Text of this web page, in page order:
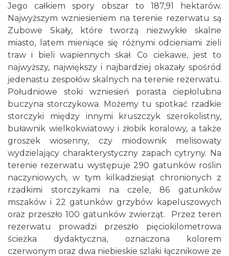
Jego całkiem spory obszar to 187,91 hektarów.
Najwyższym wzniesieniem na terenie rezerwatu są
Zubowe Skały, które tworzą niezwykłe skalne
miasto, latem mieniące się różnymi odcieniami zieli
traw i bieli wapiennych skał. Co ciekawe, jest to
najwyższy, największy i najbardziej okazały spośród
jedenastu zespołów skalnych na terenie rezerwatu.
Południowe stoki wzniesień porasta ciepłolubna
buczyna storczykowa. Możemy tu spotkać rzadkie
storczyki między innymi kruszczyk szerokolistny,
buławnik wielkokwiatowy i żłobik koralowy, a także
groszek wiosenny, czy miodownik melisowaty
wydzielający charakterystyczny zapach cytryny. Na
terenie rezerwatu występuje 290 gatunków roślin
naczyniowych, w tym kilkadziesiąt chronionych z
rzadkimi storczykami na czele, 86 gatunków
mszaków i 22 gatunków grzybów kapeluszowych
oraz przeszło 100 gatunków zwierząt. Przez teren
rezerwatu prowadzi przeszło pięciokilometrowa
ścieżka dydaktyczna, oznaczona kolorem
czerwonym oraz dwa niebieskie szlaki łącznikowe ze